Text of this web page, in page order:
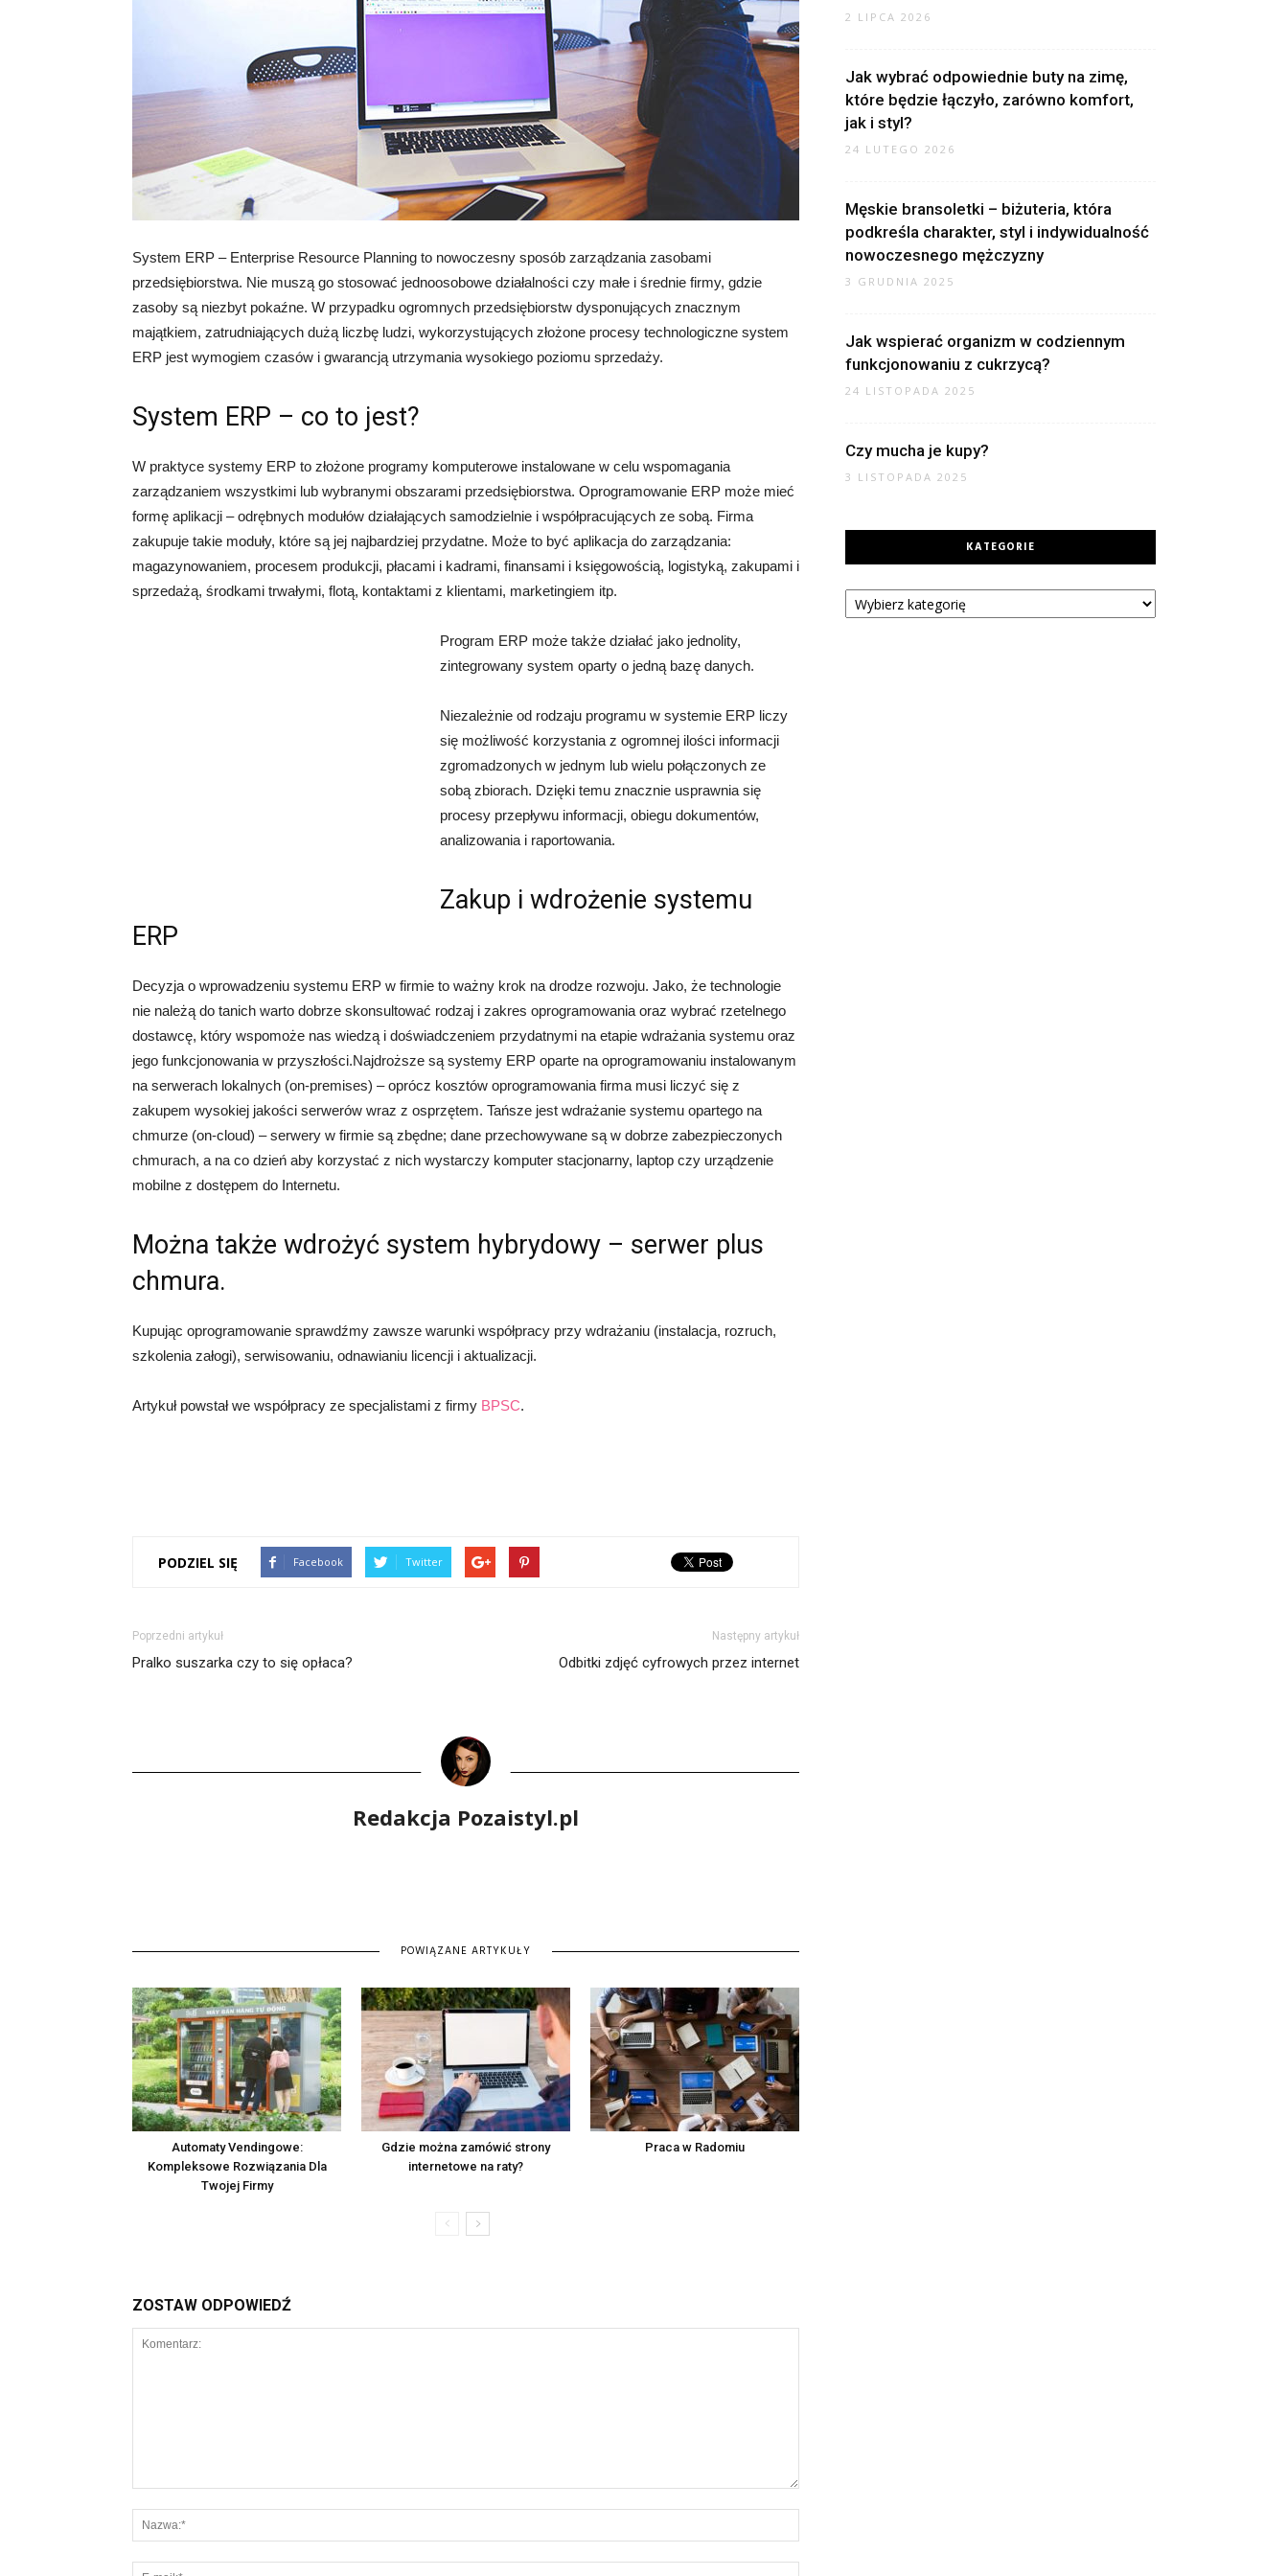
System ERP – Enterprise Resource Planning to nowoczesny sposób zarządzania zasobami
przedsiębiorstwa. Nie muszą go stosować jednoosobowe działalności czy małe i średnie firmy, gdzie
zasoby są niezbyt pokaźne. W przypadku ogromnych przedsiębiorstw dysponujących znacznym
majątkiem, zatrudniających dużą liczbę ludzi, wykorzystujących złożone procesy technologiczne system
ERP jest wymogiem czasów i gwarancją utrzymania wysokiego poziomu sprzedaży.
System ERP – co to jest?
W praktyce systemy ERP to złożone programy komputerowe instalowane w celu wspomagania
zarządzaniem wszystkimi lub wybranymi obszarami przedsiębiorstwa. Oprogramowanie ERP może mieć
formę aplikacji – odrębnych modułów działających samodzielnie i współpracujących ze sobą. Firma
zakupuje takie moduły, które są jej najbardziej przydatne. Może to być aplikacja do zarządzania:
magazynowaniem, procesem produkcji, płacami i kadrami, finansami i księgowością, logistyką, zakupami i
sprzedażą, środkami trwałymi, flotą, kontaktami z klientami, marketingiem itp.
Program ERP może także działać jako jednolity,
zintegrowany system oparty o jedną bazę danych.
Niezależnie od rodzaju programu w systemie ERP liczy
się możliwość korzystania z ogromnej ilości informacji
zgromadzonych w jednym lub wielu połączonych ze
sobą zbiorach. Dzięki temu znacznie usprawnia się
procesy przepływu informacji, obiegu dokumentów,
analizowania i raportowania.
Zakup i wdrożenie systemu
ERP
Decyzja o wprowadzeniu systemu ERP w firmie to ważny krok na drodze rozwoju. Jako, że technologie
nie należą do tanich warto dobrze skonsultować rodzaj i zakres oprogramowania oraz wybrać rzetelnego
dostawcę, który wspomoże nas wiedzą i doświadczeniem przydatnymi na etapie wdrażania systemu oraz
jego funkcjonowania w przyszłości.Najdroższe są systemy ERP oparte na oprogramowaniu instalowanym
na serwerach lokalnych (on-premises) – oprócz kosztów oprogramowania firma musi liczyć się z
zakupem wysokiej jakości serwerów wraz z osprzętem. Tańsze jest wdrażanie systemu opartego na
chmurze (on-cloud) – serwery w firmie są zbędne; dane przechowywane są w dobrze zabezpieczonych
chmurach, a na co dzień aby korzystać z nich wystarczy komputer stacjonarny, laptop czy urządzenie
mobilne z dostępem do Internetu.
Można także wdrożyć system hybrydowy – serwer plus
chmura.
Kupując oprogramowanie sprawdźmy zawsze warunki współpracy przy wdrażaniu (instalacja, rozruch,
szkolenia załogi), serwisowaniu, odnawianiu licencji i aktualizacji.
Artykuł powstał we współpracy ze specjalistami z firmy BPSC.
PODZIEL SIĘ Facebook Twitter
Poprzedni artykuł
Pralko suszarka czy to się opłaca?
Następny artykuł
Odbitki zdjęć cyfrowych przez internet
Redakcja Pozaistyl.pl
POWIĄZANE ARTYKUŁY
Automaty Vendingowe:
Kompleksowe Rozwiązania Dla
Twojej Firmy
Gdzie można zamówić strony
internetowe na raty?
Praca w Radomiu
ZOSTAW ODPOWIEDŹ
2 LIPCA 2026
Jak wybrać odpowiednie buty na zimę,
które będzie łączyło, zarówno komfort,
jak i styl?
24 LUTEGO 2026
Męskie bransoletki – biżuteria, która
podkreśla charakter, styl i indywidualność
nowoczesnego mężczyzny
3 GRUDNIA 2025
Jak wspierać organizm w codziennym
funkcjonowaniu z cukrzycą?
24 LISTOPADA 2025
Czy mucha je kupy?
3 LISTOPADA 2025
KATEGORIE
Kategorie